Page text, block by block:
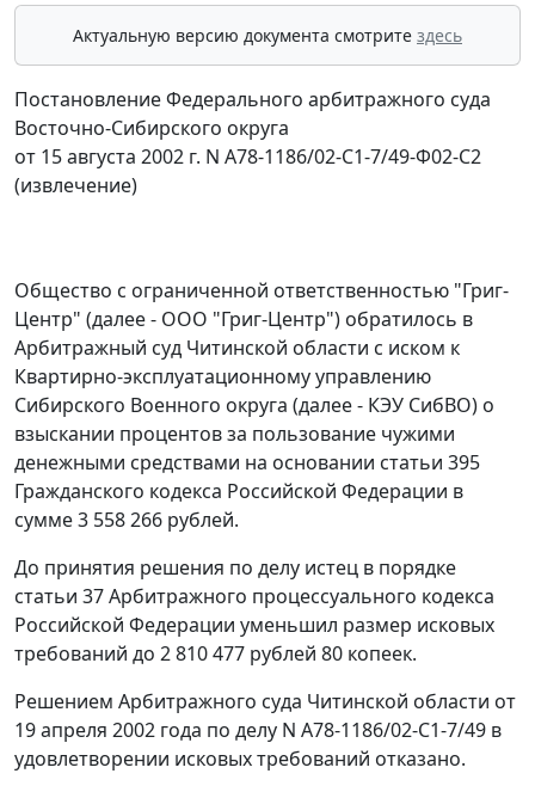
Актуальную версию документа смотрите здесь
Постановление Федерального арбитражного суда
Восточно-Сибирского округа
от 15 августа 2002 г. N А78-1186/02-С1-7/49-Ф02-С2
(извлечение)
Общество с ограниченной ответственностью "Григ-
Центр" (далее - ООО "Григ-Центр") обратилось в
Арбитражный суд Читинской области с иском к
Квартирно-эксплуатационному управлению
Сибирского Военного округа (далее - КЭУ СибВО) о
взыскании процентов за пользование чужими
денежными средствами на основании статьи 395
Гражданского кодекса Российской Федерации в
сумме 3 558 266 рублей.
До принятия решения по делу истец в порядке
статьи 37Арбитражного процессуального кодекса
Российской Федерации уменьшил размер исковых
требований до 2 810 477 рублей 80 копеек.
Решением Арбитражного суда Читинской области от
19 апреля 2002 года по делу N А78-1186/02-С1-7/49 в
удовлетворении исковых требований отказано.